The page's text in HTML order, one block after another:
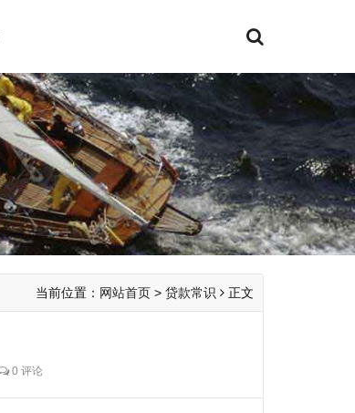
当前位置： 网站首页 > 贷款常识 正文
0 评论